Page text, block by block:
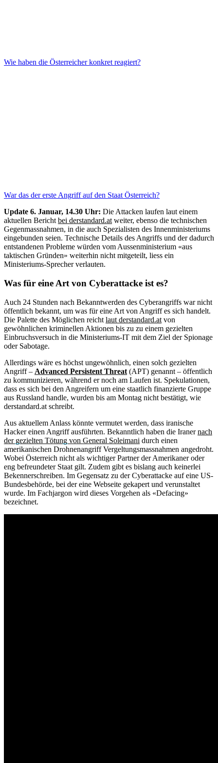
Wie haben die Österreicher konkret reagiert?
War das der erste Angriff auf den Staat Österreich?
Update 6. Januar, 14.30 Uhr: Die Attacken laufen laut einem
aktuellen Bericht bei derstandard.at weiter, ebenso die technischen
Gegenmassnahmen, in die auch Spezialisten des Innenministeriums
eingebunden seien. Technische Details des Angriffs und der dadurch
entstandenen Probleme würden vom Aussenministerium «aus
taktischen Gründen» weiterhin nicht mitgeteilt, liess ein
Ministeriums-Sprecher verlauten.
Was für eine Art von Cyberattacke ist es?
Auch 24 Stunden nach Bekanntwerden des Cyberangriffs war nicht
öffentlich bekannt, um was für eine Art von Angriff es sich handelt.
Die Palette des Möglichen reicht laut derstandard.at von
gewöhnlichen kriminellen Aktionen bis zu zu einem gezielten
Einbruchsversuch in die Ministeriums-IT mit dem Ziel der Spionage
oder Sabotage.
Allerdings wäre es höchst ungewöhnlich, einen solch gezielten
Angriff – Advanced Persistent Threat (APT) genannt – öffentlich
zu kommunizieren, während er noch am Laufen ist. Spekulationen,
dass es sich bei den Angreifern um eine staatlich finanzierte Gruppe
aus Russland handle, wurden bis am Montag nicht bestätigt, wie
derstandard.at schreibt.
Aus aktuellem Anlass könnte vermutet werden, dass iranische
Hacker einen Angriff ausführten. Bekanntlich haben die Iranernach
der gezielten Tötung von General Soleimani durch einen
amerikanischen Drohnenangriff Vergeltungsmassnahmen angedroht.
Wobei Österreich nicht als wichtiger Partner der Amerikaner oder
eng befreundeter Staat gilt. Zudem gibt es bislang auch keinerlei
Bekennerschreiben. Im Gegensatz zu der Cyberattacke auf eine US-
Bundesbehörde, bei der eine Webseite gekapert und verunstaltet
wurde. Im Fachjargon wird dieses Vorgehen als «Defacing»
bezeichnet.